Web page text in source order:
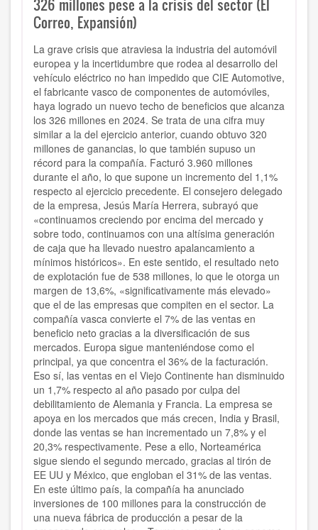
326 millones pese a la crisis del sector (El
Correo, Expansión)
La grave crisis que atraviesa la industria del automóvil
europea y la incertidumbre que rodea al desarrollo del
vehículo eléctrico no han impedido que CIE Automotive,
el fabricante vasco de componentes de automóviles,
haya logrado un nuevo techo de beneficios que alcanza
los 326 millones en 2024. Se trata de una cifra muy
similar a la del ejercicio anterior, cuando obtuvo 320
millones de ganancias, lo que también supuso un
récord para la compañía. Facturó 3.960 millones
durante el año, lo que supone un incremento del 1,1%
respecto al ejercicio precedente. El consejero delegado
de la empresa, Jesús María Herrera, subrayó que
«continuamos creciendo por encima del mercado y
sobre todo, continuamos con una altísima generación
de caja que ha llevado nuestro apalancamiento a
mínimos históricos». En este sentido, el resultado neto
de explotación fue de 538 millones, lo que le otorga un
margen de 13,6%, «significativamente más elevado»
que el de las empresas que compiten en el sector. La
compañía vasca convierte el 7% de las ventas en
beneficio neto gracias a la diversificación de sus
mercados. Europa sigue manteniéndose como el
principal, ya que concentra el 36% de la facturación.
Eso sí, las ventas en el Viejo Continente han disminuido
un 1,7% respecto al año pasado por culpa del
debilitamiento de Alemania y Francia. La empresa se
apoya en los mercados que más crecen, India y Brasil,
donde las ventas se han incrementado un 7,8% y el
20,3% respectivamente. Pese a ello, Norteamérica
sigue siendo el segundo mercado, gracias al tirón de
EE UU y México, que engloban el 31% de las ventas.
En este último país, la compañía ha anunciado
inversiones de 100 millones para la construcción de
una nueva fábrica de producción a pesar de la